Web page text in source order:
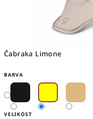
Čabraka Limone
BARVA
VELIKOST